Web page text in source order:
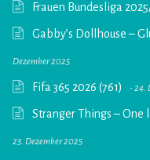
Frauen Bundesliga
Gabby’s Dollhouse –
Dezember 2025
Fifa 365 2026 (761) 24.
Stranger Things – One
23. Dezember 2025